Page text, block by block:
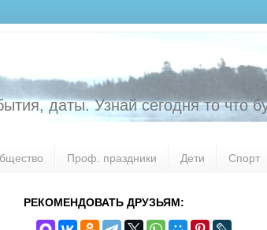
даты. Узнай сегодня то что
Проф. праздники Дети Спорт
РЕКОМЕНДОВАТЬ ДРУЗЬЯМ: